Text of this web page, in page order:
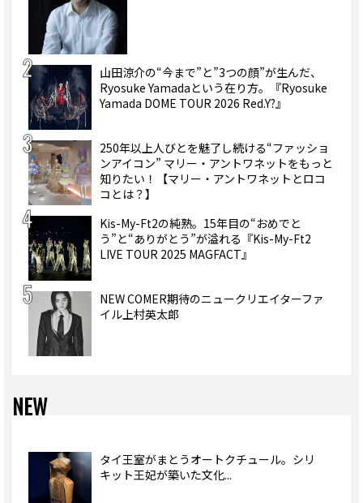
山田涼介の“今まで”と”3つの顔”が生んだ、
Ryosuke Yamadaという在り方。『Ryosuke
Yamada DOME TOUR 2026 Red.Y?』
250年以上人びとを魅了し続ける“ファッショ
ンアイコン” マリー・アントワネットをもっと
知りたい！【マリー・アントワネットとロコ
コとは？】
Kis-My-Ft2の純熟。15年目の“おめでと
う”と“ありがとう”が溢れる『Kis-My-Ft2
LIVE TOUR 2025 MAGFACT』
NEW COMER期待のニュークリエイターファ
イル上村英太郎
NEW
タイ王室がまとうオートクチュール。シリ
キット王妃が築いた文化...